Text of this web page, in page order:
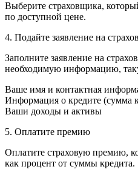
Выберите страховщика,
по доступной цене.
4. Подайте заявление на
Заполните заявление на
необходимую информацию,
Ваше имя и контактная
Информация о кредите (сумма
Ваши доходы и активы
5. Оплатите премию
Оплатите страховую премию,
как процент от суммы кредита.